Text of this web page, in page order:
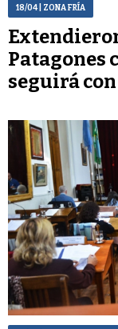
18/04| ZONA FRÍA
Patagones
seguirá